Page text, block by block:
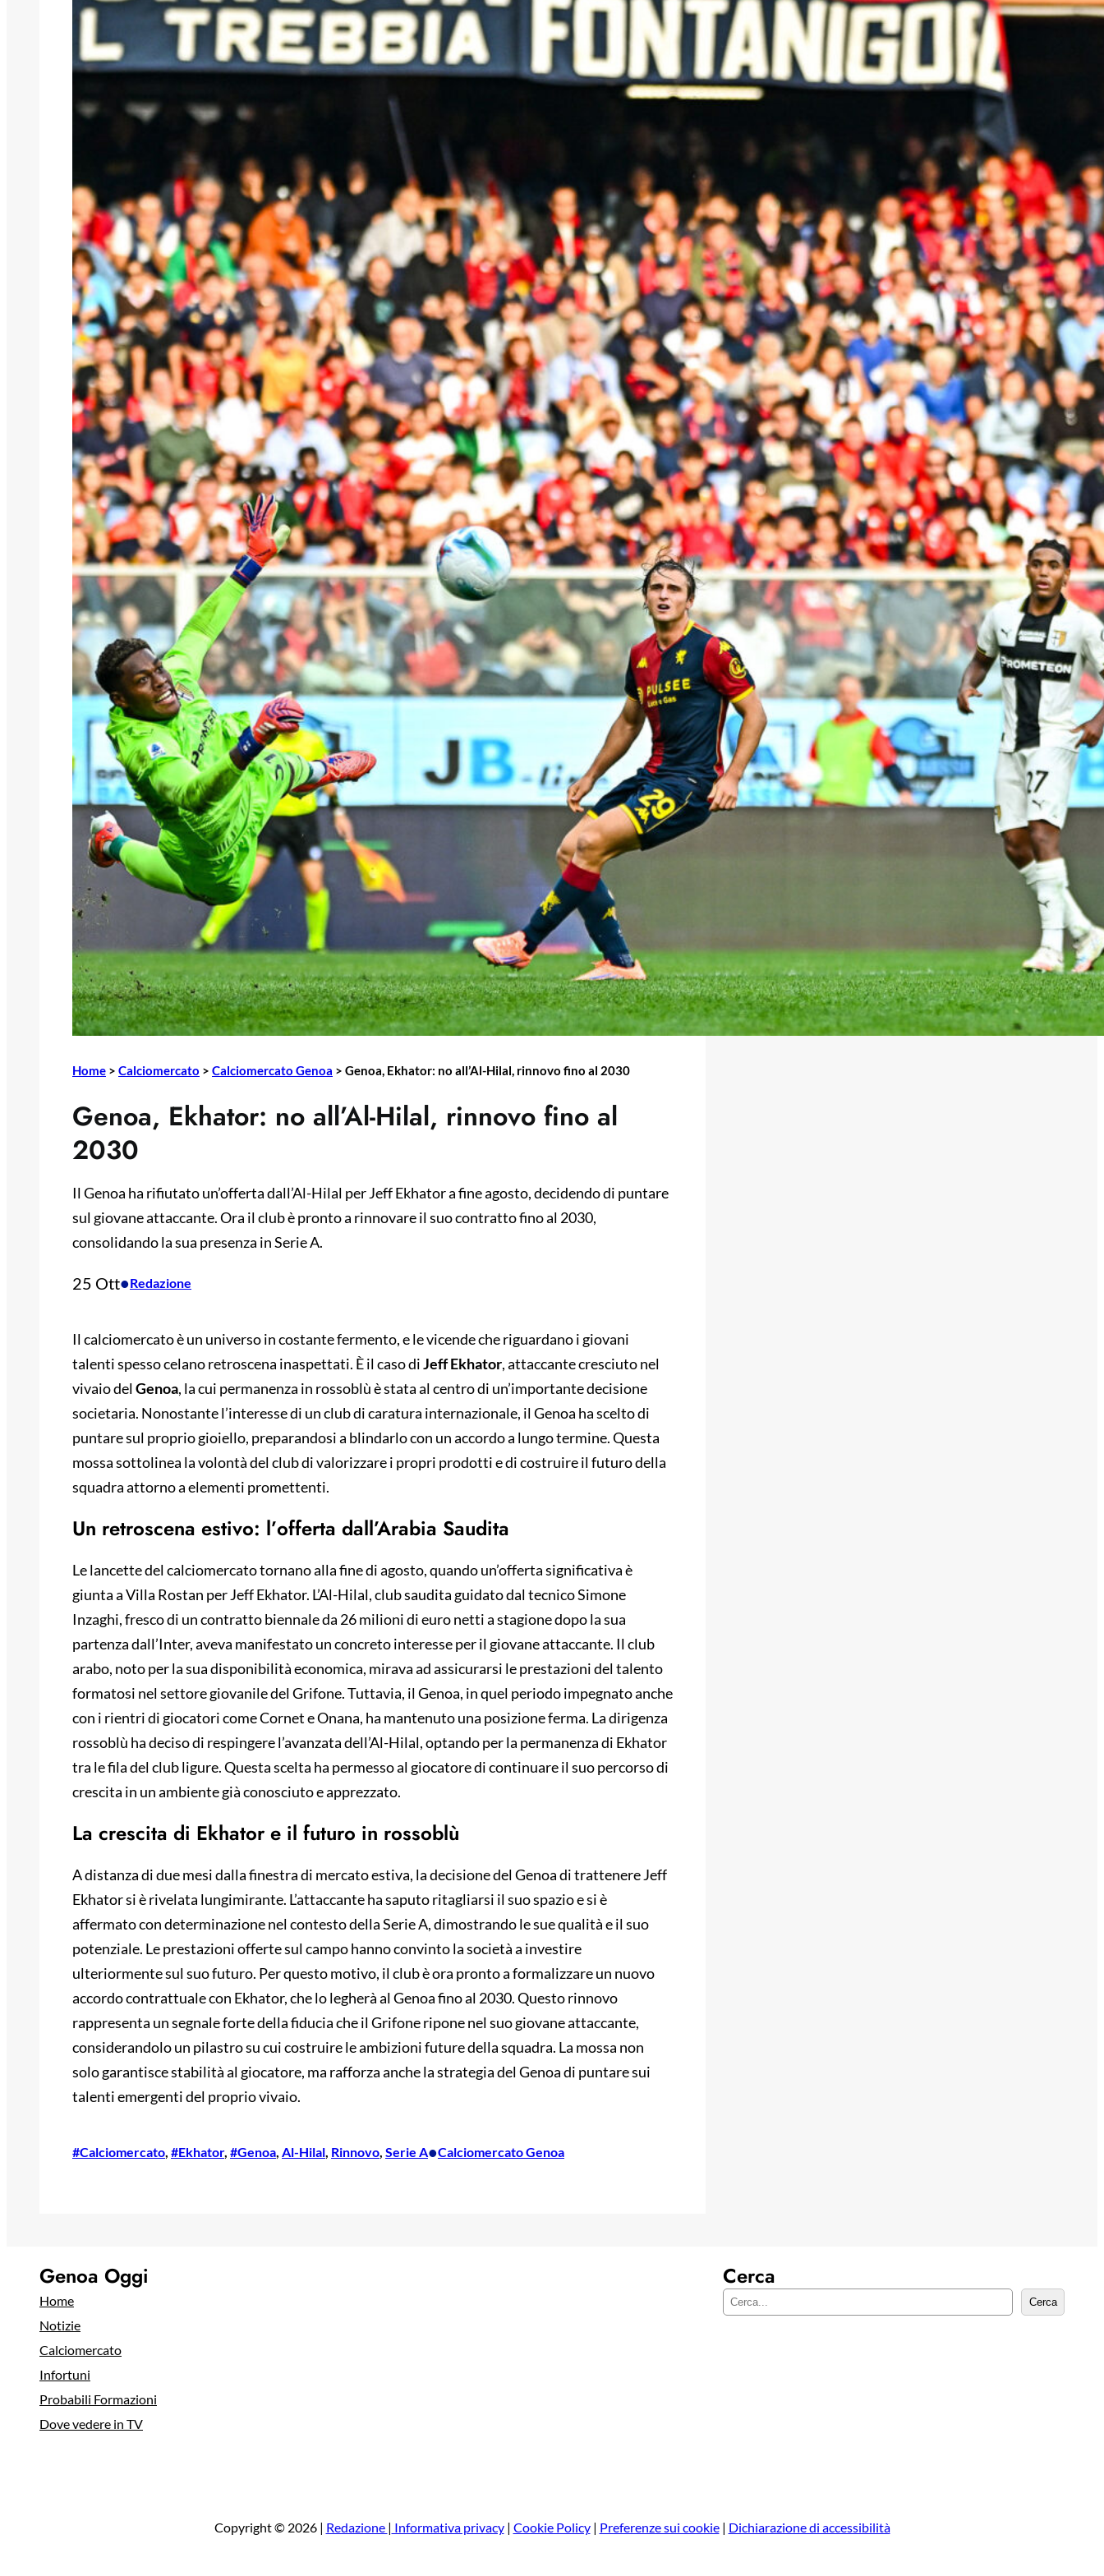
Home > Calciomercato > Calciomercato Genoa > Genoa, Ekhator: no all’Al-Hilal, rinnovo fino al 2030
Genoa, Ekhator: no all’Al-Hilal, rinnovo fino al
2030
Il Genoa ha rifiutato un’offerta dall’Al-Hilal per Jeff Ekhator a fine agosto, decidendo di puntare
sul giovane attaccante. Ora il club è pronto a rinnovare il suo contratto fino al 2030,
consolidando la sua presenza in Serie A.
25 Ott•Redazione
Il calciomercato è un universo in costante fermento, e le vicende che riguardano i giovani
talenti spesso celano retroscena inaspettati. È il caso diJeff Ekhator, attaccante cresciuto nel
vivaio delGenoa, la cui permanenza in rossoblù è stata al centro di un’importante decisione
societaria. Nonostante l’interesse di un club di caratura internazionale, il Genoa ha scelto di
puntare sul proprio gioiello, preparandosi a blindarlo con un accordo a lungo termine. Questa
mossa sottolinea la volontà del club di valorizzare i propri prodotti e di costruire il futuro della
squadra attorno a elementi promettenti.
Un retroscena estivo: l’offerta dall’Arabia Saudita
Le lancette del calciomercato tornano alla fine di agosto, quando un’offerta significativa è
giunta a Villa Rostan per Jeff Ekhator. L’Al-Hilal, club saudita guidato dal tecnico Simone
Inzaghi, fresco di un contratto biennale da 26 milioni di euro netti a stagione dopo la sua
partenza dall’Inter, aveva manifestato un concreto interesse per il giovane attaccante. Il club
arabo, noto per la sua disponibilità economica, mirava ad assicurarsi le prestazioni del talento
formatosi nel settore giovanile del Grifone. Tuttavia, il Genoa, in quel periodo impegnato anche
con i rientri di giocatori come Cornet e Onana, ha mantenuto una posizione ferma. La dirigenza
rossoblù ha deciso di respingere l’avanzata dell’Al-Hilal, optando per la permanenza di Ekhator
tra le fila del club ligure. Questa scelta ha permesso al giocatore di continuare il suo percorso di
crescita in un ambiente già conosciuto e apprezzato.
La crescita di Ekhator e il futuro in rossoblù
A distanza di due mesi dalla finestra di mercato estiva, la decisione del Genoa di trattenere Jeff
Ekhator si è rivelata lungimirante. L’attaccante ha saputo ritagliarsi il suo spazio e si è
affermato con determinazione nel contesto della Serie A, dimostrando le sue qualità e il suo
potenziale. Le prestazioni offerte sul campo hanno convinto la società a investire
ulteriormente sul suo futuro. Per questo motivo, il club è ora pronto a formalizzare un nuovo
accordo contrattuale con Ekhator, che lo legherà al Genoa fino al 2030. Questo rinnovo
rappresenta un segnale forte della fiducia che il Grifone ripone nel suo giovane attaccante,
considerandolo un pilastro su cui costruire le ambizioni future della squadra. La mossa non
solo garantisce stabilità al giocatore, ma rafforza anche la strategia del Genoa di puntare sui
talenti emergenti del proprio vivaio.
#Calciomercato, #Ekhator, #Genoa, Al-Hilal, Rinnovo, Serie A•Calciomercato Genoa
L’ex rossoblù Carparelli riparte dal
Cisano: nuova sfida a 50 anni
6 Agosto 2026
Genoa in lutto: è scomparso l’ex
allenatore Pippo Marchioro
Genoa Oggi
Home
Notizie
Calciomercato
Infortuni
Probabili Formazioni
Dove vedere in TV
Cerca
C
Cerca
Copyright © 2026 | Redazione | Informativa privacy| Cookie Policy| Preferenze sui cookie| Dichiarazione di accessibilità